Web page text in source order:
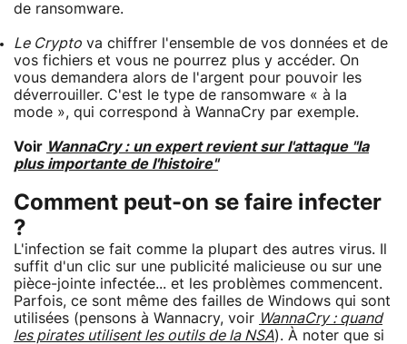
de ransomware.
Le Crypto va chiffrer l'ensemble de vos données et de
vos fichiers et vous ne pourrez plus y accéder. On
vous demandera alors de l'argent pour pouvoir les
déverrouiller. C'est le type de ransomware « à la
mode », qui correspond à WannaCry par exemple.
Voir WannaCry : un expert revient sur l'attaque "la
plus importante de l'histoire"
Comment peut-on se faire infecter
?
L'infection se fait comme la plupart des autres virus. Il
suffit d'un clic sur une publicité malicieuse ou sur une
pièce-jointe infectée... et les problèmes commencent.
Parfois, ce sont même des failles de Windows qui sont
utilisées (pensons à Wannacry, voir WannaCry : quand
les pirates utilisent les outils de la NSA). À noter que si